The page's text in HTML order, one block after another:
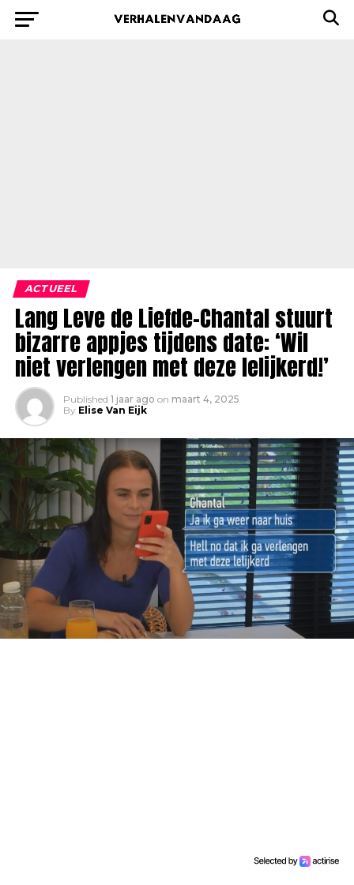
ACTUEEL
Lang Leve de Liefde-Chantal stuurt
bizarre appjes tijdens date: ‘Wil
niet verlengen met deze lelijkerd!’
Published 1 jaar ago on maart 4, 2025
By Elise Van Eijk